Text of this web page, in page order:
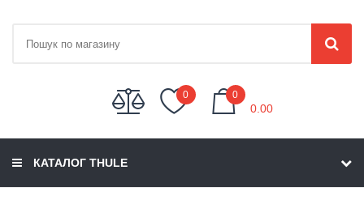
0 0
0.00
КАТАЛОГ THULE